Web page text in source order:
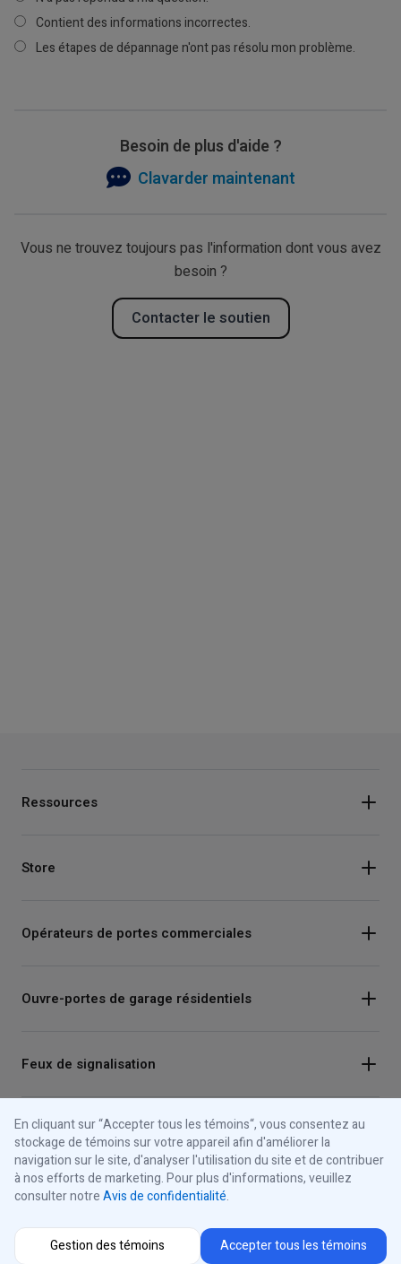
Contient des informations incorrectes.
Les étapes de dépannage n'ont pas résolu mon problème.
Besoin de plus d'aide ?
Clavarder maintenant
Vous ne trouvez toujours pas l'information dont vous avez
besoin ?
Contacter le soutien
Ressources
Store
Opérateurs de portes commerciales
Ouvre-portes de garage résidentiels
Feux de signalisation
Panneaux de commande
À propos d'iControls
En cliquant sur “Accepter tous les témoins“, vous consentez au
stockage de témoins sur votre appareil afin d'améliorer la
navigation sur le site, d'analyser l'utilisation du site et de contribuer
à nos efforts de marketing. Pour plus d'informations, veuillez
consulter notreAvis de confidentialité.
Gestion des témoins Accepter tous les témoins